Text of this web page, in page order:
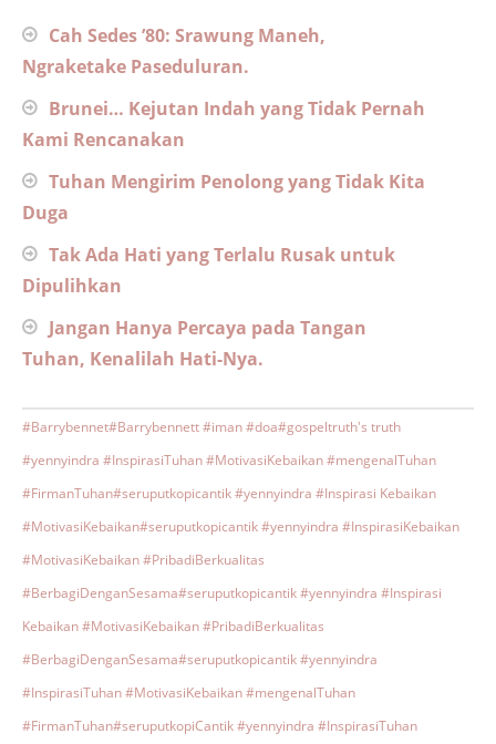
Cah Sedes ’80: Srawung Maneh,
Ngraketake Paseduluran.
Brunei… Kejutan Indah yang Tidak Pernah
Kami Rencanakan
Tuhan Mengirim Penolong yang Tidak Kita
Duga
Tak Ada Hati yang Terlalu Rusak untuk
Dipulihkan
Jangan Hanya Percaya pada Tangan
Tuhan, Kenalilah Hati-Nya.
#Barrybennet#Barrybennett #iman #doa#gospeltruth's truth
#yennyindra #InspirasiTuhan #MotivasiKebaikan #mengenalTuhan
#FirmanTuhan#seruputkopicantik #yennyindra #Inspirasi Kebaikan
#MotivasiKebaikan#seruputkopicantik #yennyindra #InspirasiKebaikan
#MotivasiKebaikan #PribadiBerkualitas
#BerbagiDenganSesama#seruputkopicantik #yennyindra #Inspirasi
Kebaikan #MotivasiKebaikan #PribadiBerkualitas
#BerbagiDenganSesama#seruputkopicantik #yennyindra
#InspirasiTuhan #MotivasiKebaikan #mengenalTuhan
#FirmanTuhan#seruputkopiCantik #yennyindra #InspirasiTuhan